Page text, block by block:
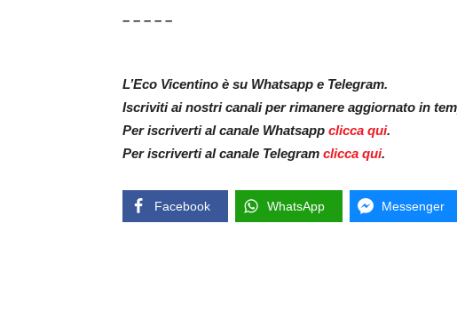
– – – – –
L’Eco Vicentino è su Whatsapp e Telegram.
Iscriviti ai nostri canali per rimanere aggiornato in
Per iscriverti al canale Whatsapp clicca qui.
Per iscriverti al canale Telegram clicca qui.
Facebook WhatsApp Messenger